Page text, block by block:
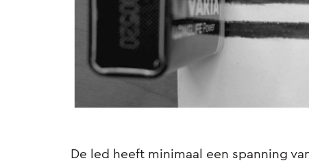
De led heeft minimaal een spanning